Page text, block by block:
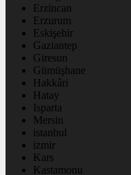
Erzincan
Erzurum
Eskişehir
Gaziantep
Giresun
Gümüşhane
Hakkâri
Hatay
Isparta
Mersin
istanbul
izmir
Kars
Kastamonu